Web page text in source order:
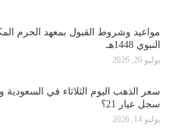
مواعيد وشروط القبول بمعهد الحرم
النبوي 1448هـ
يوليو 20, 2026
سعر الذهب اليوم الثلاثاء في
سجل عيار 21؟
يوليو 14, 2026